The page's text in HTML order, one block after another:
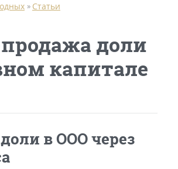
» Статьи
доли
капитале
в ООО через